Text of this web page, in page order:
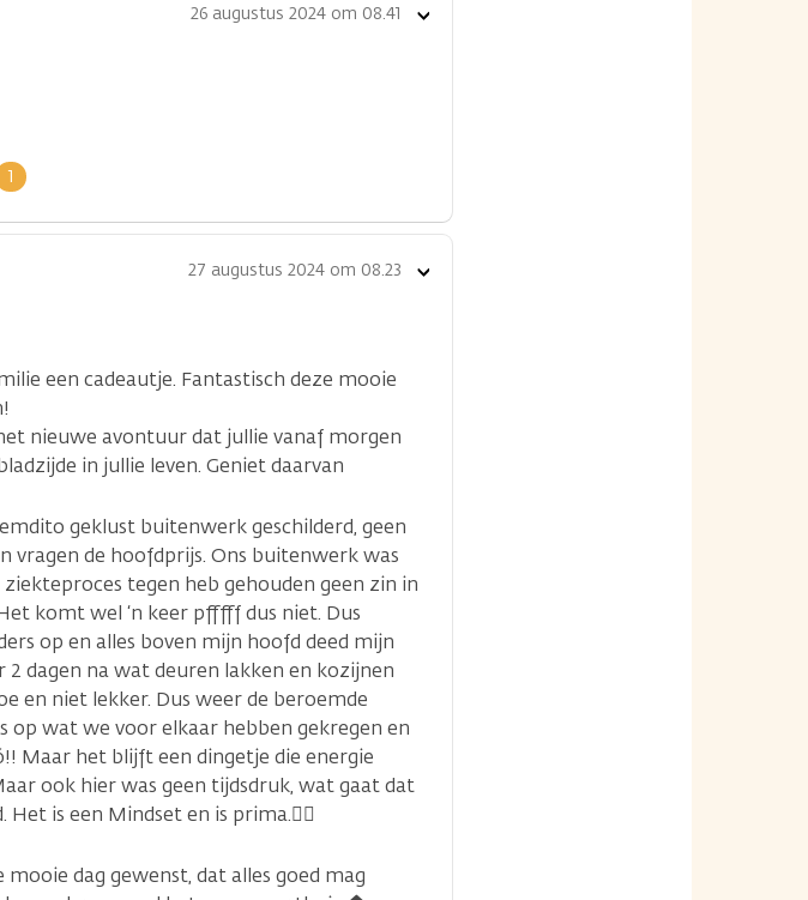
26 augustus 2024 om 08.41
1
Toon
27 augustus 2024 om 08.23
een cadeautje. Fantastisch deze mooie
nieuwe avontuur dat jullie vanaf morgen
in jullie leven. Geniet daarvan
geklust buitenwerk geschilderd, geen
vragen de hoofdprijs. Ons buitenwerk was
tegen heb gehouden geen zin in
komt wel ‘n keer pfffff dus niet. Dus
op en alles boven mijn hoofd deed mijn
dagen na wat deuren lakken en kozijnen
en niet lekker. Dus weer de beroemde
wat we voor elkaar hebben gekregen en
Maar het blijft een dingetje die energie
ook hier was geen tijdsdruk, wat gaat dat
is een Mindset en is prima.👌🏼
dag gewenst, dat alles goed mag
Toon